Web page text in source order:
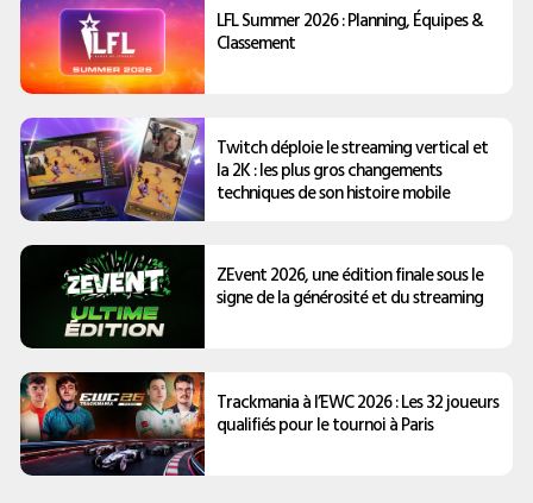
LFL Summer 2026 : Planning, Équipes &
Classement
Twitch déploie le streaming vertical et
la 2K : les plus gros changements
techniques de son histoire mobile
ZEvent 2026, une édition finale sous le
signe de la générosité et du streaming
Trackmania à l’EWC 2026 : Les 32 joueurs
qualifiés pour le tournoi à Paris